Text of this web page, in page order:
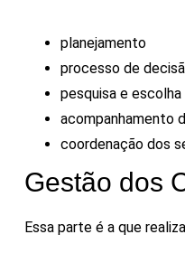
planejamento
processo de
pesquisa e
acompanhamento
coordenação dos
Gestão dos
Essa parte é a que